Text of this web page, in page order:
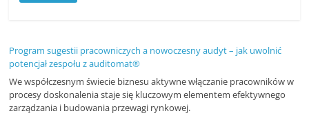
i
s
z
k
Program sugestii pracowniczych a nowoczesny audyt – jak uwolnić
potencjał zespołu z auditomat®
We współczesnym świecie biznesu aktywne włączanie pracowników w
procesy doskonalenia staje się kluczowym elementem efektywnego
zarządzania i budowania przewagi rynkowej.